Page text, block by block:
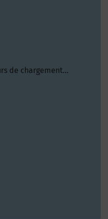
de chargement...